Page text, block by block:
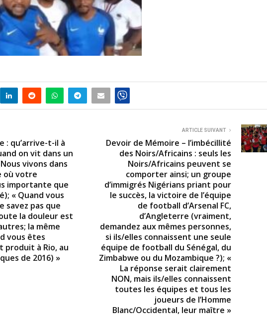
: qu’arrive-t-il à
on vit dans un
vivons dans
où votre
importante que
« Quand vous
savez pas que
la douleur est
la même
vous êtes
produit à Rio, au
de 2016) »
ARTICLE SUIVANT
Devoir de Mémoire – l’imbécillité
des Noirs/Africains : seuls les
Noirs/Africains peuvent se
comporter ainsi; un groupe
d’immigrés Nigérians priant pour
le succès, la victoire de l’équipe
de football d’Arsenal FC,
d’Angleterre (vraiment,
demandez aux mêmes personnes,
si ils/elles connaissent une seule
équipe de football du Sénégal, du
Zimbabwe ou du Mozambique ?); «
La réponse serait clairement
NON, mais ils/elles connaissent
toutes les équipes et tous les
joueurs de l’Homme
Blanc/Occidental, leur maître »